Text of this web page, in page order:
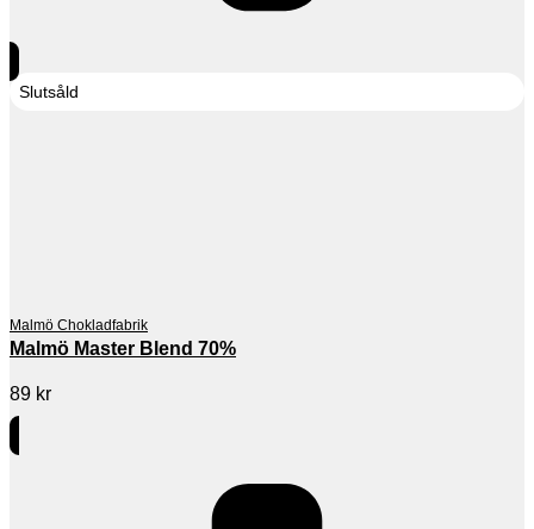
Slutsåld
Malmö Chokladfabrik
Malmö Master Blend 70%
89 kr